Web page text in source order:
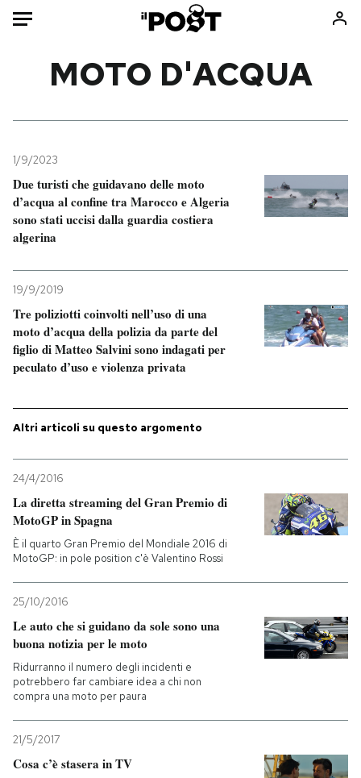
Mondo
Politica
Tecnologia
Internet
Cultura
Economia
Sport
Storie/Idee
Ok Boomer!
Europa
Mondiali calcio 2026
I MIEI PREFERITI
SHOP
CALENDARIO
Entra
MOTO D'ACQUA
1/9/2023
Due turisti che guidavano delle moto
d’acqua al confine tra Marocco e Algeria
sono stati uccisi dalla guardia costiera
algerina
19/9/2019
Tre poliziotti coinvolti nell’uso di una
moto d’acqua della polizia da parte del
figlio di Matteo Salvini sono indagati per
peculato d’uso e violenza privata
Altri articoli su questo argomento
24/4/2016
La diretta streaming del Gran Premio di
MotoGP in Spagna
È il quarto Gran Premio del Mondiale 2016 di
MotoGP: in pole position c'è Valentino Rossi
25/10/2016
Le auto che si guidano da sole sono una
buona notizia per le moto
Ridurranno il numero degli incidenti e
potrebbero far cambiare idea a chi non
compra una moto per paura
21/5/2017
Cosa c’è stasera in TV